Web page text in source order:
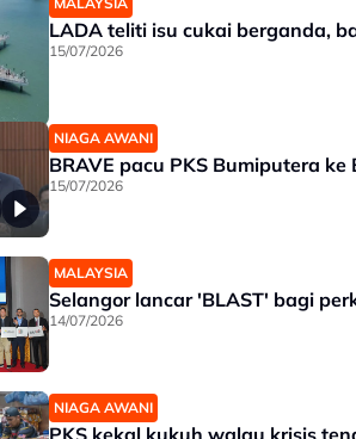
LADA teliti isu cukai berganda,
15/07/2026
NIAGA AWANI
BRAVE pacu PKS Bumiputera
15/07/2026
MALAYSIA
Selangor lancar 'BLAST' bagi
14/07/2026
NIAGA AWANI
PKS kekal kukuh walau krisis